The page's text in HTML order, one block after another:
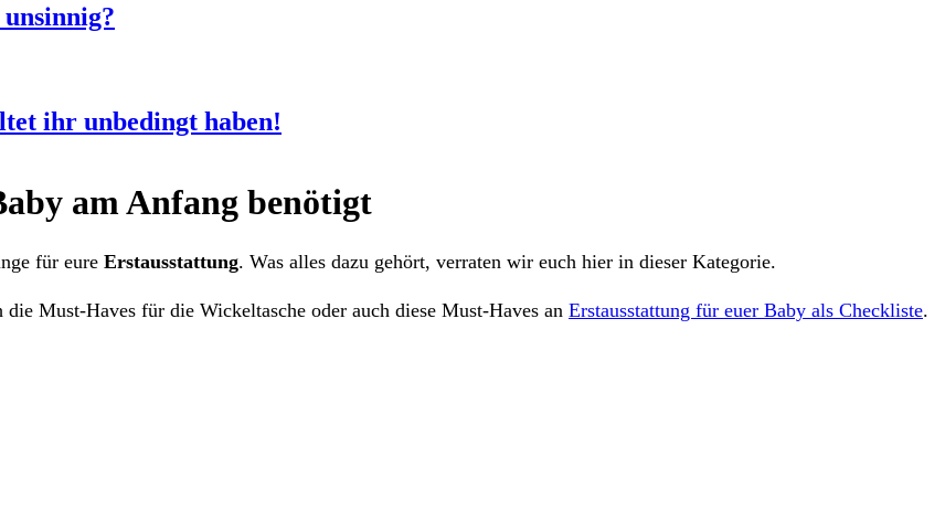
ihr unbedingt haben!
am Anfang benötigt
für eure Erstausstattung. Was alles dazu gehört, verraten wir euch hier in dieser Kategorie.
Must-Haves für die Wickeltasche oder auch diese Must-Haves an Erstausstattung für euer Baby als Checkliste.